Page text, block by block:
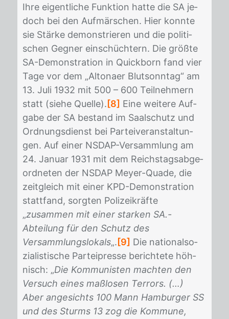
Ihre ei­gent­li­che Funk­ti­on hat­te die SA je­
doch bei den Auf­mär­schen. Hier konn­te
sie Stär­ke de­mons­trie­ren und die po­li­ti­
schen Geg­ner ein­schüch­tern. Die größ­te
SA-De­mons­tra­ti­on in Quick­born fand vier
Tage vor dem „Al­tona­er Blut­sonn­tag“ am
13. Juli 1932 mit 500 – 600 Teil­neh­mern
statt (sie­he Quel­le). [8] Eine wei­te­re Auf­
ga­be der SA be­stand im Saal­schutz und
Ord­nungs­dienst bei Par­tei­ver­an­stal­tun­
gen. Auf ei­ner NS­DAP-Ver­samm­lung am
24. Ja­nu­ar 1931 mit dem Reichs­tags­ab­ge­
ord­ne­ten der NS­DAP Mey­er-Qua­de, die
zeit­gleich mit ei­ner KPD-De­mons­tra­ti­on
statt­fand, sorg­ten Po­li­zei­kräf­te
„zusammen mit einer starken SA.-
Abteilung für den Schutz des
Versammlungslokals„. [9] Die na­tio­nal­so­
zia­lis­ti­sche Par­tei­pres­se be­rich­te­te höh­
nisch: „Die Kommunisten machten den
Versuch eines maßlosen Terrors. (…)
Aber angesichts 100 Mann Hamburger SS
und des Sturms 13 zog die Kommune,